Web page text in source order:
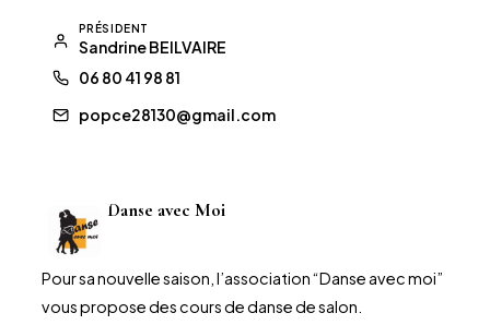
PRÉSIDENT
Sandrine BEILVAIRE
06 80 41 98 81
popce28130@gmail.com
Danse avec Moi
Pour sa nouvelle saison, l’association “Danse avec moi”
vous propose des cours de danse de salon.